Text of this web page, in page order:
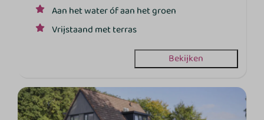
Aan het water óf aan het groen
Vrijstaand met terras
Bekijken